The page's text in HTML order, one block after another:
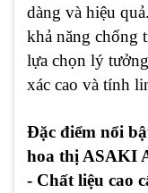
dàng và hiệu
khả năng
lựa chọn lý
xác cao và tính
Đặc điểm nổi
hoa thị ASAKI
- Chất liệu cao